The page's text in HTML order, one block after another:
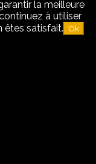
la meilleure
à utiliser
êtes satisfait.
Ok